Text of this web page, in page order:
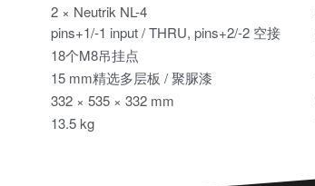
2 × Neutrik NL-4
pins+1/-1 input / THRU, pins+2/-2 空接
18个M8吊挂点
15 mm精选多层板 / 聚脲漆
332 × 535 × 332 mm
13.5 kg